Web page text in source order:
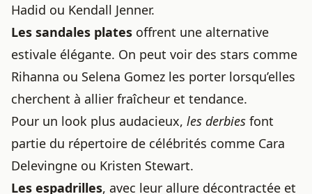
Hadid ou Kendall Jenner.
Les sandales plates offrent une alternative
estivale élégante. On peut voir des stars comme
Rihanna ou Selena Gomez les porter lorsqu’elles
cherchent à allier fraîcheur et tendance.
Pour un look plus audacieux, les derbies font
partie du répertoire de célébrités comme Cara
Delevingne ou Kristen Stewart.
Les espadrilles, avec leur allure décontractée et